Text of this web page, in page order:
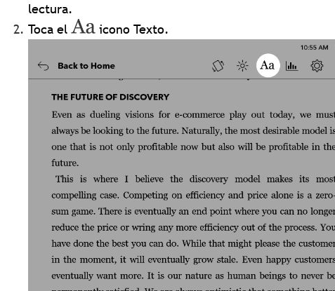
lectura.
Toca el
icono Texto.